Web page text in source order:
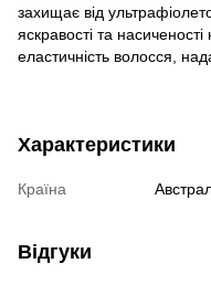
захищає від
яскравості та
еластичність волосся,
Характеристики
Країна
Відгуки